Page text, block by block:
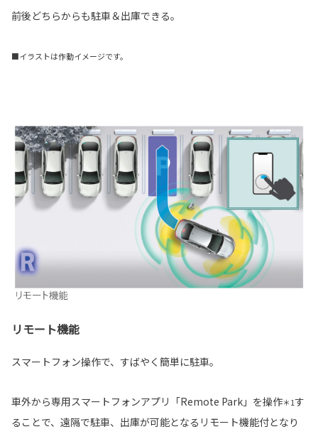
前後どちらからも駐車＆出庫できる。
■イラストは作動イメージです。
リモート機能
スマートフォン操作で、すばやく簡単に駐車。
車外から専用スマートフォンアプリ「Remote Park」を操作＊1す
ることで、遠隔で駐車、出庫が可能となるリモート機能付となり